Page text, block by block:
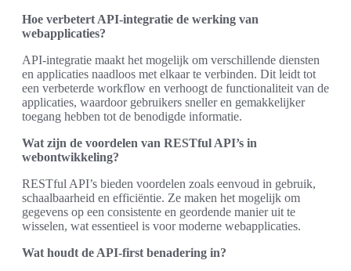
Hoe verbetert API-integratie de werking van
webapplicaties?
API-integratie maakt het mogelijk om verschillende diensten
en applicaties naadloos met elkaar te verbinden. Dit leidt tot
een verbeterde workflow en verhoogt de functionaliteit van de
applicaties, waardoor gebruikers sneller en gemakkelijker
toegang hebben tot de benodigde informatie.
Wat zijn de voordelen van RESTful API’s in
webontwikkeling?
RESTful API’s bieden voordelen zoals eenvoud in gebruik,
schaalbaarheid en efficiëntie. Ze maken het mogelijk om
gegevens op een consistente en geordende manier uit te
wisselen, wat essentieel is voor moderne webapplicaties.
Wat houdt de API-first benadering in?